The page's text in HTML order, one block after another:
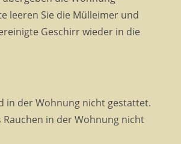
leeren Sie die Mülleimer und
Geschirr wieder in die
in der Wohnung nicht gestattet.
Rauchen in der Wohnung nicht